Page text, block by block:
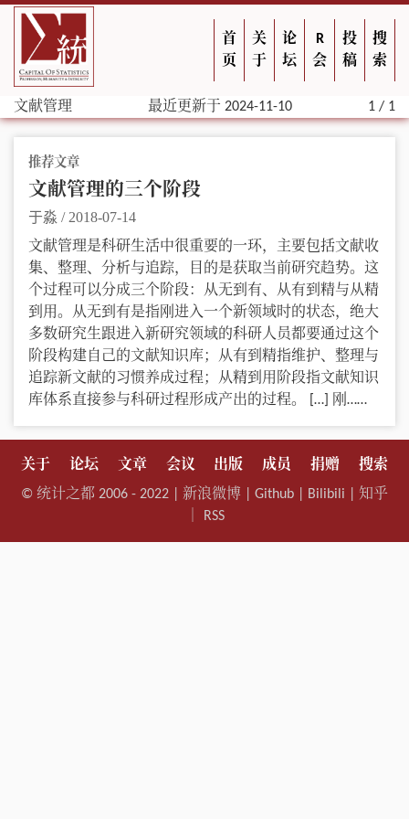
首
页
关
于
论
坛
R
会
投
稿
搜
索
文献管理 最近更新于 2024-11-10 1 / 1
推荐文章
文献管理的三个阶段
于淼 / 2018-07-14
文献管理是科研生活中很重要的一环，主要包括文献收
集、整理、分析与追踪，目的是获取当前研究趋势。这
个过程可以分成三个阶段：从无到有、从有到精与从精
到用。从无到有是指刚进入一个新领域时的状态，绝大
多数研究生跟进入新研究领域的科研人员都要通过这个
阶段构建自己的文献知识库；从有到精指维护、整理与
追踪新文献的习惯养成过程；从精到用阶段指文献知识
库体系直接参与科研过程形成产出的过程。 […] 刚……
关于 论坛 文章 会议 出版 成员 捐赠
搜索
© 统计之都 2006 - 2022 | 新浪微博 Github Bilibili
知乎
RSS